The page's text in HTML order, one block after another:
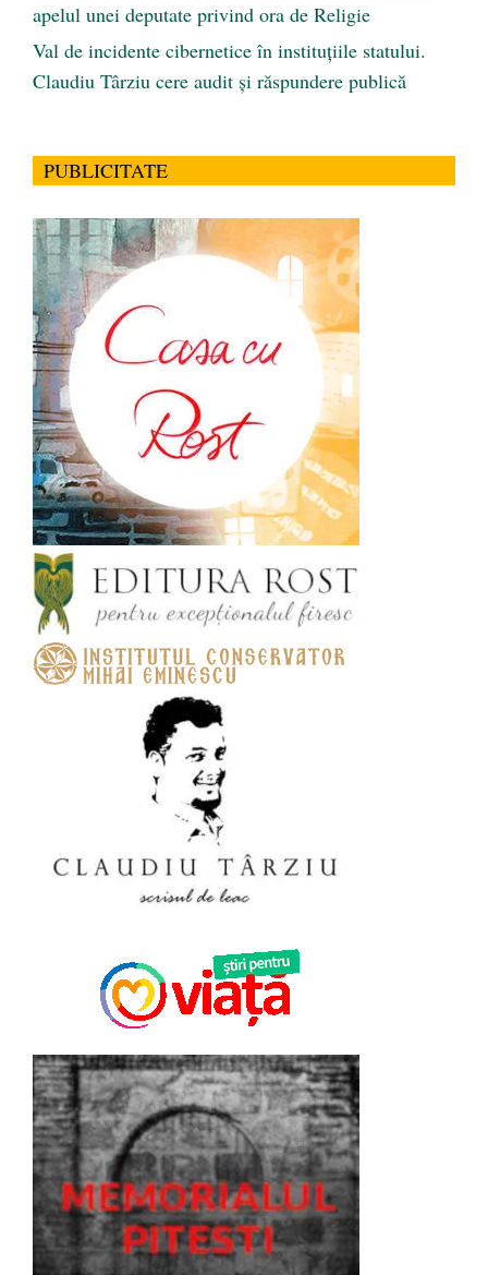
apelul unei deputate privind ora de Religie
Val de incidente cibernetice în instituțiile statului.
Claudiu Târziu cere audit și răspundere publică
PUBLICITATE